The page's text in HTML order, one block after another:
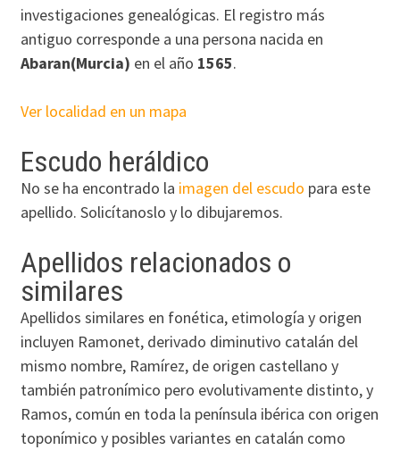
investigaciones genealógicas. El registro más
antiguo corresponde a una persona nacida en
Abaran(Murcia) en el año 1565.
Ver localidad en un mapa
Escudo heráldico
No se ha encontrado la imagen del escudo para este
apellido. Solicítanoslo y lo dibujaremos.
Apellidos relacionados o
similares
Apellidos similares en fonética, etimología y origen
incluyen Ramonet, derivado diminutivo catalán del
mismo nombre, Ramírez, de origen castellano y
también patronímico pero evolutivamente distinto, y
Ramos, común en toda la península ibérica con origen
toponímico y posibles variantes en catalán como